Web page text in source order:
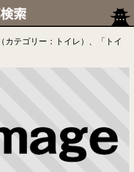
カテゴリー：トイレ）、「トイ